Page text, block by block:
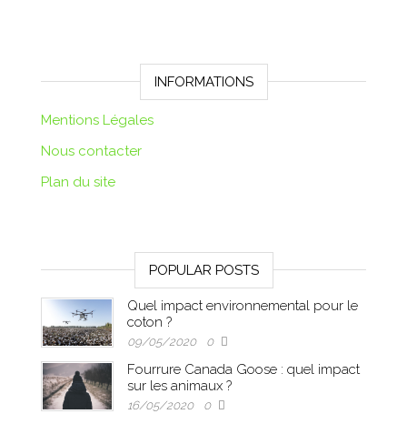
INFORMATIONS
Mentions Légales
Nous contacter
Plan du site
POPULAR POSTS
Quel impact environnemental pour le
coton ?
09/05/2020 0
Fourrure Canada Goose : quel impact
sur les animaux ?
16/05/2020 0